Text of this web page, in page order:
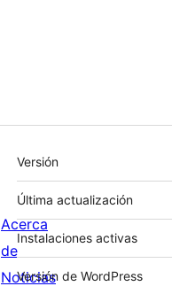
Meta
Versión
Última actualización
Instalaciones activas
Versión de WordPress
Acerca
de
Noticias